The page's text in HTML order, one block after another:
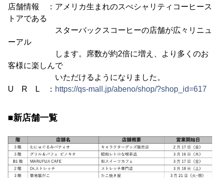
店舗情報 ：アメリカ生まれのスぺシャリティコーヒース
トアである
スターバックスコーヒーの店舗が広々リニュ
ーアル
します。席数が約2倍に増え、より多くのお
客様に楽しんで
いただけるようになりました。
U R L ： https://qs-mall.jp/abeno/shop/?shop_id=617
■新店舗一覧